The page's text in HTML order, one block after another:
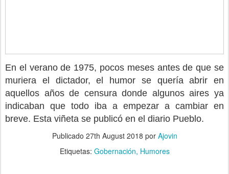
En el verano de 1975, pocos meses antes de que se
muriera el dictador, el humor se quería abrir en
aquellos años de censura donde algunos aires ya
indicaban que todo iba a empezar a cambiar en
breve. Esta viñeta se publicó en el diario Pueblo.
Publicado 27th August 2018 por Ajovin
Etiquetas: Gobernación Humores